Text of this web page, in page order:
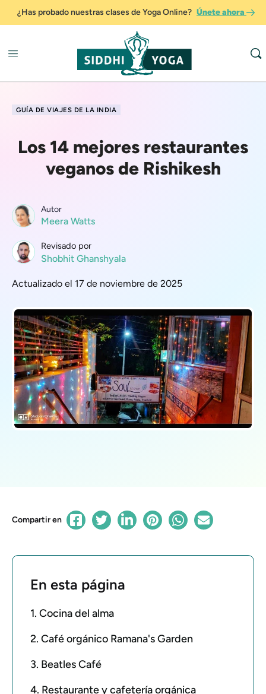
¿Has probado nuestras clases de Yoga Online? Únete ahora
GUÍA DE VIAJES DE LA INDIA
Los 14 mejores restaurantes
veganos de Rishikesh
Autor
Meera Watts
Revisado por
Shobhit Ghanshyala
Actualizado el 17 de noviembre de 2025
Compartir en
En esta página
1. Cocina del alma
2. Café orgánico Ramana's Garden
3. Beatles Café
4. Restaurante y cafetería orgánica